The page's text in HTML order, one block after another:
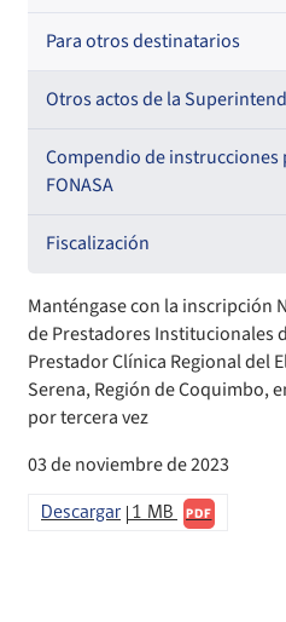
Resoluciones
Oficios Circulares
Circulares
Circulares internas
Resoluciones
Para otros destinatarios
Circulares
Otros actos de la
Antecedentes preparatorios
EMT Ley N° 20.416
Comisión Evaluadora de
Convenios de colaboración
Declaración de patrimonio e
Decreta reserva o secreto
Estructura Orgánica
Informes de Fiscalización
Compendio de instrucciones
FONASA
Compendio Beneficios
Compendio de Archivos
Compendio Información
Compendio Instrumentos
Compendio Procedimientos
Fiscalización
Informes de fiscalización
Sanciones aplicadas
Sanciones a Entidades
Sanciones Agentes de Ventas
Sanciones a Isapres
Manténgase con la inscripción
de Prestadores Institucionales
Prestador Clínica Regional del
Serena, Región de Coquimbo,
por tercera vez
03 de noviembre de 2023
Descargar 1 MB PDF